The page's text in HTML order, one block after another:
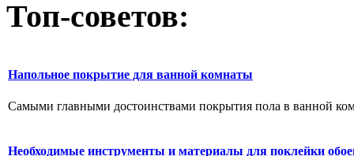
Топ-советов:
Напольное покрытие для ванной комнаты
Самыми главными достоинствами покрытия пола в ванной
Необходимые инструменты и материалы для поклейки